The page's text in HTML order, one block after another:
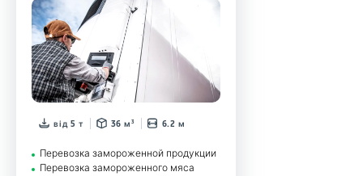
від 5 т 36 м³ 6.2 м
Перевозка замороженной продукции
Перевозка замороженного мяса